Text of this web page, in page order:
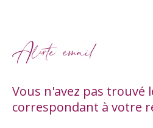
Alerte email
Vous n'avez pas trouvé
correspondant à votre